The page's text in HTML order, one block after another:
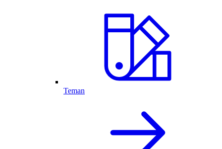
Teman